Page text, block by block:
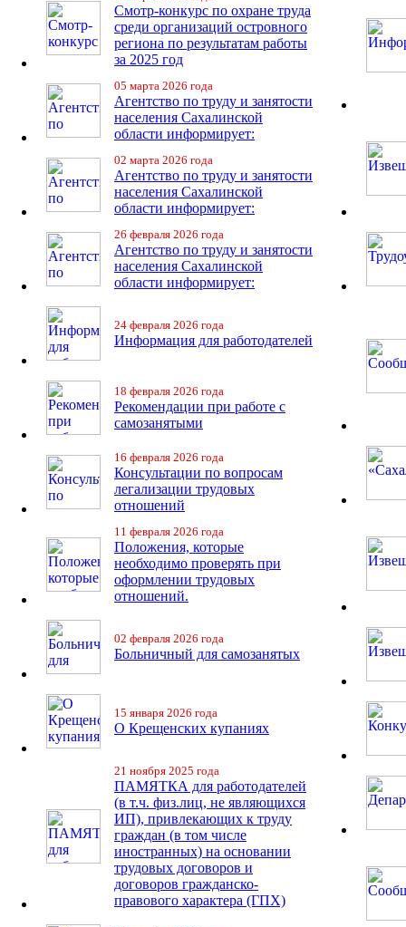
Смотр-конкурс по охране труда
среди организаций островного
региона по результатам работы
за 2025 год
05 марта 2026 года
Агентство по труду и занятости
населения Сахалинской
области информирует:
02 марта 2026 года
Агентство по труду и занятости
населения Сахалинской
области информирует:
26 февраля 2026 года
Агентство по труду и занятости
населения Сахалинской
области информирует:
24 февраля 2026 года
Информация для работодателей
18 февраля 2026 года
Рекомендации при работе с
самозанятыми
16 февраля 2026 года
Консультации по вопросам
легализации трудовых
отношений
11 февраля 2026 года
Положения, которые
необходимо проверять при
оформлении трудовых
отношений.
02 февраля 2026 года
Больничный для самозанятых
15 января 2026 года
О Крещенских купаниях
21 ноября 2025 года
ПАМЯТКА для работодателей
(в т.ч. физ.лиц, не являющихся
ИП), привлекающих к труду
граждан (в том числе
иностранных) на основании
трудовых договоров и
договоров гражданско-
правового характера (ГПХ)